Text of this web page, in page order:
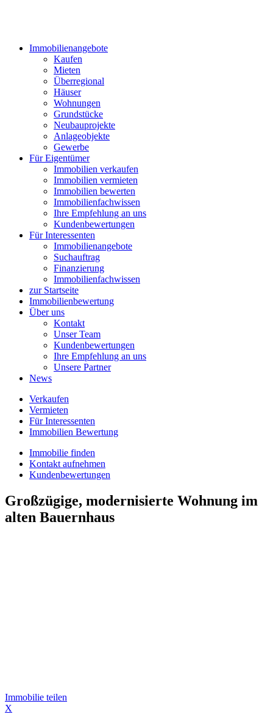
Immobilienangebote
Kaufen
Mieten
Überregional
Häuser
Wohnungen
Grundstücke
Neubauprojekte
Anlageobjekte
Gewerbe
Für Eigentümer
Immobilien verkaufen
Immobilien vermieten
Immobilien bewerten
Immobilienfachwissen
Ihre Empfehlung an uns
Kundenbewertungen
Für Interessenten
Immobilienangebote
Suchauftrag
Finanzierung
Immobilienfachwissen
zur Startseite
Immobilienbewertung
Über uns
Kontakt
Unser Team
Kundenbewertungen
Ihre Empfehlung an uns
Unsere Partner
News
Verkaufen
Vermieten
Für Interessenten
Immobilien Bewertung
Immobilie finden
Kontakt aufnehmen
Kundenbewertungen
Großzügige, modernisierte Wohnung im
alten Bauernhaus
Immobilie teilen
X